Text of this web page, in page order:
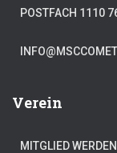
POSTFACH 1110
Verein
MITGLIED WERDEN